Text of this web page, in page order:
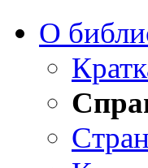
О